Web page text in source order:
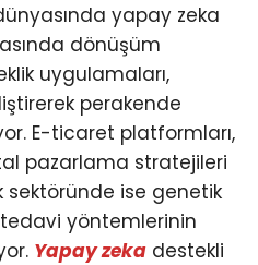
yapay zeka
dönüşüm
uygulamaları,
perakende
E-ticaret platformları,
pazarlama stratejileri
sektöründe ise genetik
yöntemlerinin
Yapay zeka destekli